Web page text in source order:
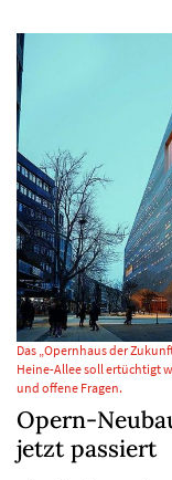
Das „Opernhaus der
Heine-Allee soll ertüchtigt
und offene Fragen.
Opern-
jetzt passiert